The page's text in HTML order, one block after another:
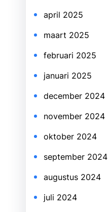
april 2025
maart 2025
februari 2025
januari 2025
december 2024
november 2024
oktober 2024
september 2024
augustus 2024
juli 2024